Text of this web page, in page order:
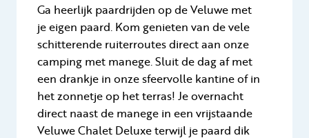
Ga heerlijk paardrijden op de Veluwe met
je eigen paard. Kom genieten van de vele
schitterende ruiterroutes direct aan onze
camping met manege. Sluit de dag af met
een drankje in onze sfeervolle kantine of in
het zonnetje op het terras! Je overnacht
direct naast de manege in een vrijstaande
Veluwe Chalet Deluxe terwijl je paard dik